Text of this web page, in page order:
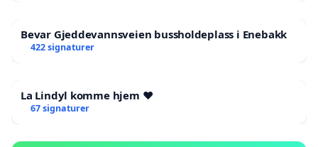
Bevar Gjeddevannsveien bussholdeplass i Enebakk
422 signaturer
La Lindyl komme hjem ❤️
67 signaturer